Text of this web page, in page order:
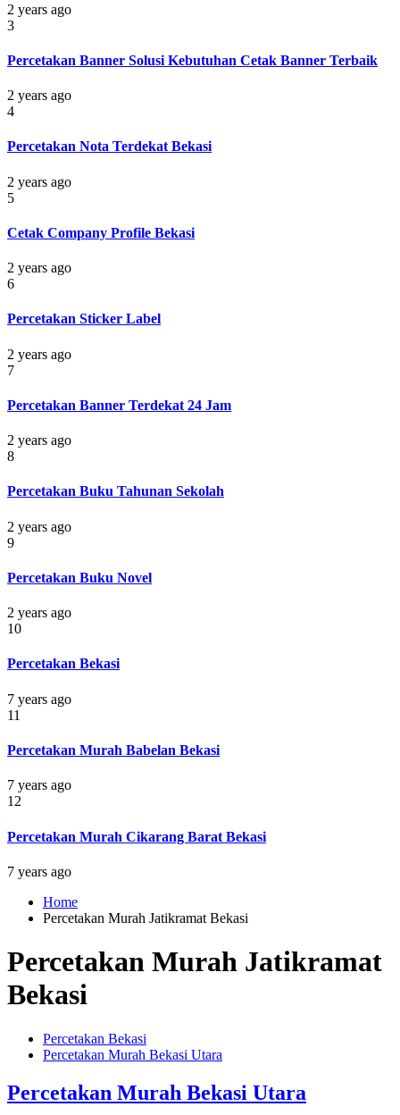
2 years ago
3
Percetakan Banner Solusi Kebutuhan Cetak Banner Terbaik
2 years ago
4
Percetakan Nota Terdekat Bekasi
2 years ago
5
Cetak Company Profile Bekasi
2 years ago
6
Percetakan Sticker Label
2 years ago
7
Percetakan Banner Terdekat 24 Jam
2 years ago
8
Percetakan Buku Tahunan Sekolah
2 years ago
9
Percetakan Buku Novel
2 years ago
10
Percetakan Bekasi
7 years ago
11
Percetakan Murah Babelan Bekasi
7 years ago
12
Percetakan Murah Cikarang Barat Bekasi
7 years ago
Home
Percetakan Murah Jatikramat Bekasi
Percetakan Murah Jatikramat
Bekasi
Percetakan Bekasi
Percetakan Murah Bekasi Utara
Percetakan Murah Bekasi Utara